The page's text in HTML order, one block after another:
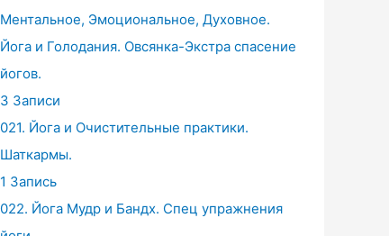
Ментальное, Эмоциональное, Духовное.
Йога и Голодания. Овсянка-Экстра спасение
йогов.
3 Записи
021. Йога и Очистительные практики.
Шаткармы.
1 Запись
022. Йога Мудр и Бандх. Спец упражнения